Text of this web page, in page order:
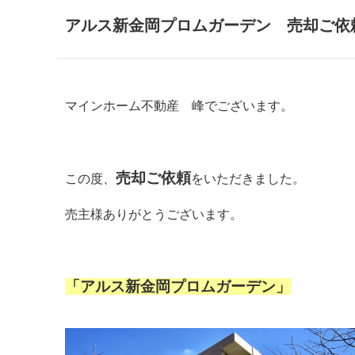
アルス新金岡プロムガーデン 売却ご依
マインホーム不動産 峰でございます。
この度、 売却ご依頼をいただきました。
売主様ありがとうございます。
「アルス新金岡プロムガーデン」